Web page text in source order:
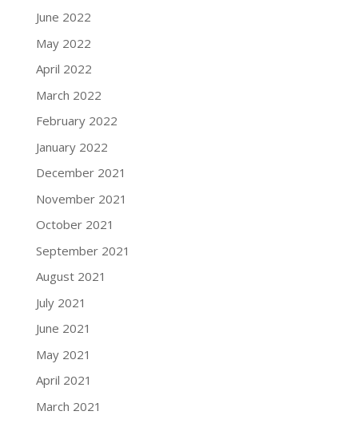
June 2022
May 2022
April 2022
March 2022
February 2022
January 2022
December 2021
November 2021
October 2021
September 2021
August 2021
July 2021
June 2021
May 2021
April 2021
March 2021